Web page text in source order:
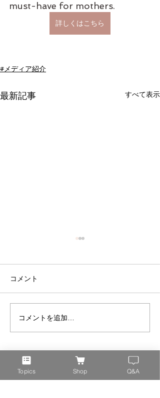
must-have for mothers.
詳しくはこちら
#メディア紹介
最新記事 すべて表示
「The Docters」で紹介
されました。
コメント
コメントを追加…
Topics Shop Q&A